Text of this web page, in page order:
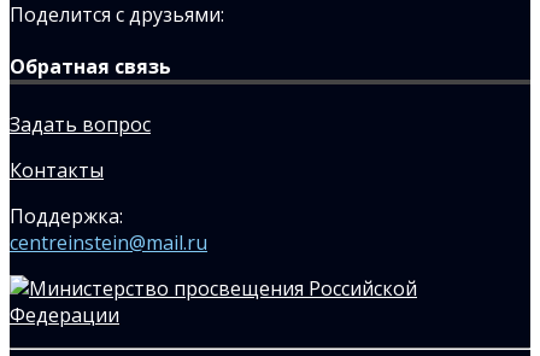
Поделится с друзьями:
Обратная связь
Задать вопрос
Контакты
Поддержка:
centreinstein@mail.ru